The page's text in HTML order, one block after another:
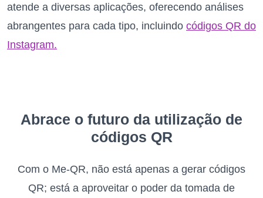
atende a diversas aplicações, oferecendo análises
abrangentes para cada tipo, incluindo códigos QR do
Instagram.
Abrace o futuro da utilização de
códigos QR
Com o Me-QR, não está apenas a gerar códigos
QR; está a aproveitar o poder da tomada de